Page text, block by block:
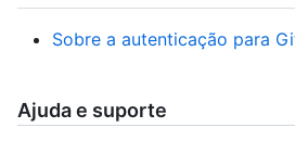
Sobre a autenticação para
Ajuda e suporte